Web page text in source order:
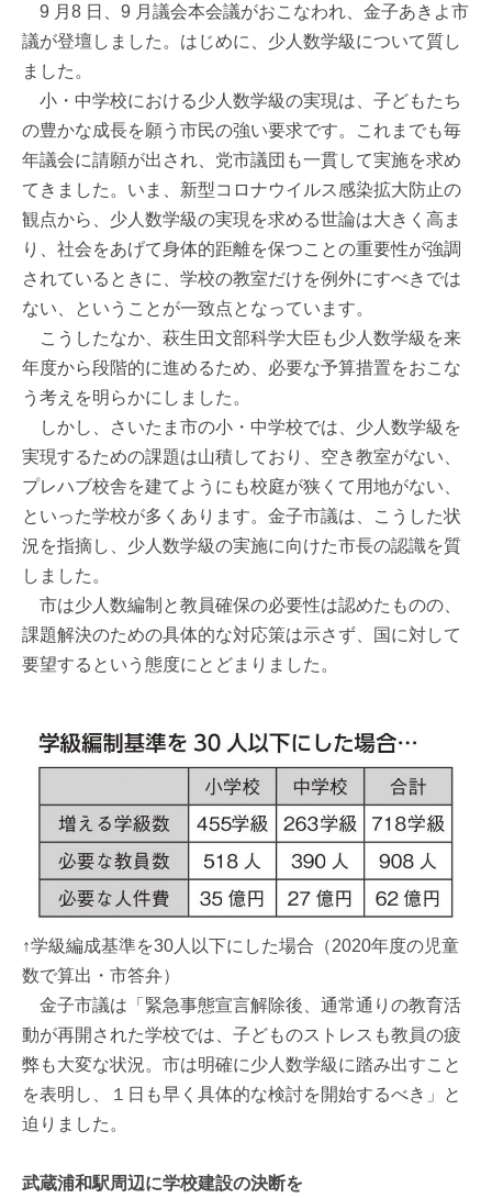
9 月8 日、9 月議会本会議がおこなわれ、金子あきよ市
議が登壇しました。はじめに、少人数学級について質し
ました。
小・中学校における少人数学級の実現は、子どもたち
の豊かな成長を願う市民の強い要求です。これまでも毎
年議会に請願が出され、党市議団も一貫して実施を求め
てきました。いま、新型コロナウイルス感染拡大防止の
観点から、少人数学級の実現を求める世論は大きく高ま
り、社会をあげて身体的距離を保つことの重要性が強調
されているときに、学校の教室だけを例外にすべきでは
ない、ということが一致点となっています。
こうしたなか、萩生田文部科学大臣も少人数学級を来
年度から段階的に進めるため、必要な予算措置をおこな
う考えを明らかにしました。
しかし、さいたま市の小・中学校では、少人数学級を
実現するための課題は山積しており、空き教室がない、
プレハブ校舎を建てようにも校庭が狭くて用地がない、
といった学校が多くあります。金子市議は、こうした状
況を指摘し、少人数学級の実施に向けた市長の認識を質
しました。
市は少人数編制と教員確保の必要性は認めたものの、
課題解決のための具体的な対応策は示さず、国に対して
要望するという態度にとどまりました。
↑学級編成基準を30人以下にした場合（2020年度の児童
数で算出・市答弁）
金子市議は「緊急事態宣言解除後、通常通りの教育活
動が再開された学校では、子どものストレスも教員の疲
弊も大変な状況。市は明確に少人数学級に踏み出すこと
を表明し、１日も早く具体的な検討を開始するべき」と
迫りました。
武蔵浦和駅周辺に学校建設の決断を